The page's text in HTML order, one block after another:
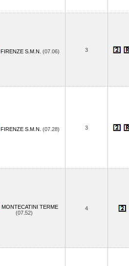
FIRENZE S.M.N. (07.06) 3
FIRENZE S.M.N. (07.28) 3
MONTECATINI TERME
(07.52)
4